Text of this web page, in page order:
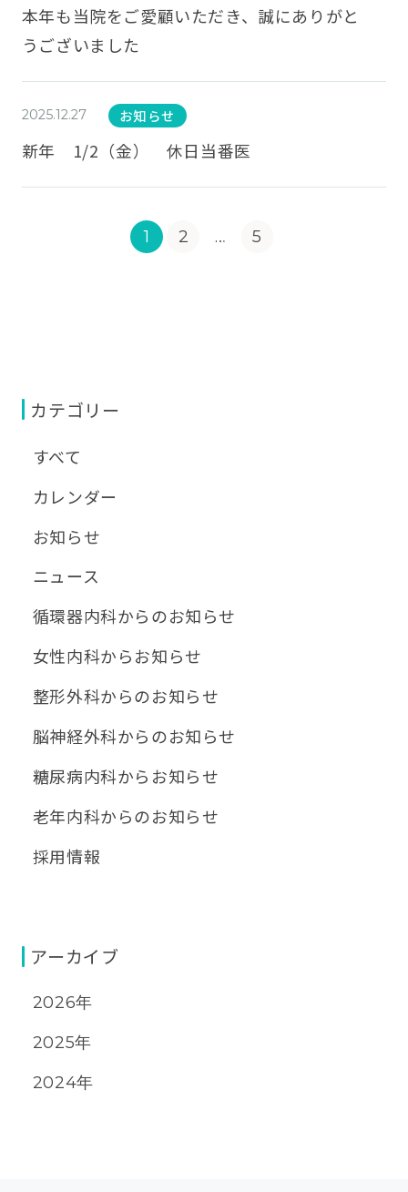
本年も当院をご愛顧いただき、誠にありがと
うございました
2025.12.27 お知らせ
新年 1/2（金） 休日当番医
1 2 … 5
カテゴリー
すべて
カレンダー
お知らせ
ニュース
循環器内科からのお知らせ
女性内科からお知らせ
整形外科からのお知らせ
脳神経外科からのお知らせ
糖尿病内科からお知らせ
老年内科からのお知らせ
採用情報
アーカイブ
2026年
2025年
2024年